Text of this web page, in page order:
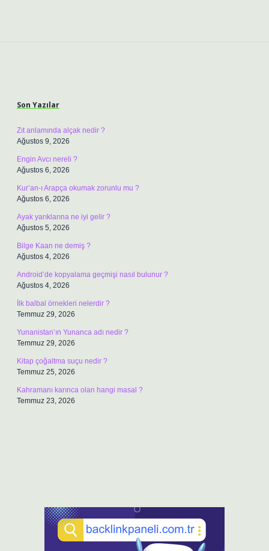
Son Yazılar
Zıt anlamında alçak nedir ?
Ağustos 9, 2026
Engin Avcı nereli ?
Ağustos 6, 2026
Kur’an-ı Arapça okumak zorunlu mu ?
Ağustos 6, 2026
Ayak yarıklarına ne iyi gelir ?
Ağustos 5, 2026
Bilge Kaan ne demiş ?
Ağustos 4, 2026
Android’de kopyalama geçmişi nasıl bulunur ?
Ağustos 4, 2026
İlk balbal örnekleri nelerdir ?
Temmuz 29, 2026
Yunanistan’ın Yunanca adı nedir ?
Temmuz 29, 2026
Kitap çoğaltma suçu nedir ?
Temmuz 25, 2026
Kahramanı karınca olan hangi masal ?
Temmuz 23, 2026